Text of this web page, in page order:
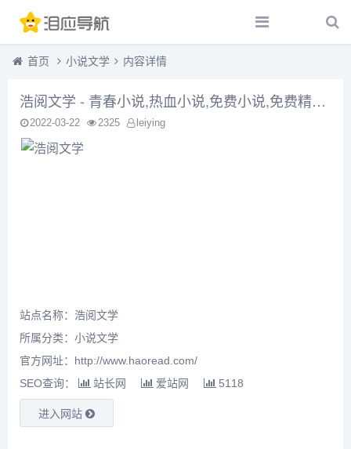
首页 小说文学 内容详情
浩阅文学 - 青春小说,热血小说,免费小说,免费精品电子书下载,热血看好小说,原创小说,小说排行榜
2022-03-22 2325 leiying
站点名称：浩阅文学
所属分类： 小说文学
官方网址：http://www.haoread.com/
SEO查询：
站长网 爱站网 5118
进入网站